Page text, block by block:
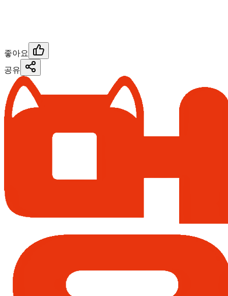
좋아요
공유